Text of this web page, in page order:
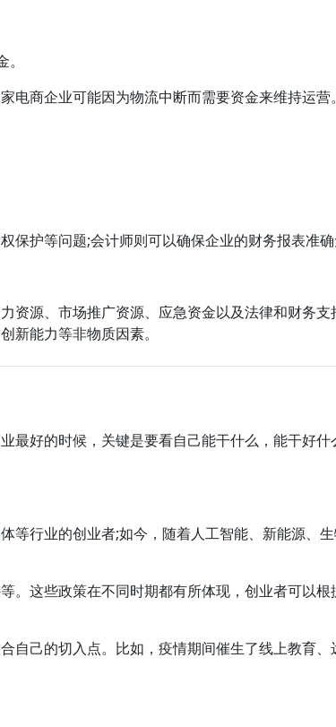
商企业可能因为物流中断而需要资金来维持运营。
护等问题;会计师则可以确保企业的财务报表准确
资源、市场推广资源、应急资金以及法律和财务支
新能力等非物质因素。
最好的时候，关键是要看自己能干什么，能干好
等行业的创业者;如今，随着人工智能、新能源、
。这些政策在不同时期都有所体现，创业者可以根
自己的切入点。比如，疫情期间催生了线上教育